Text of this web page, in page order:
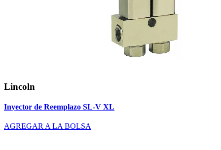
Lincoln
Inyector de Reemplazo SL-V XL
AGREGAR A LA BOLSA